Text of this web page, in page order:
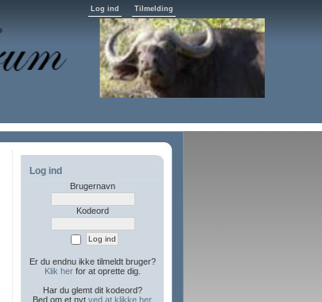
Log ind Tilmelding
Log ind
Brugernavn
Kodeord
Er du endnu ikke tilmeldt bruger?
Klik her for at oprette dig.
Har du glemt dit kodeord?
Bed om et nyt ved at klikke her.